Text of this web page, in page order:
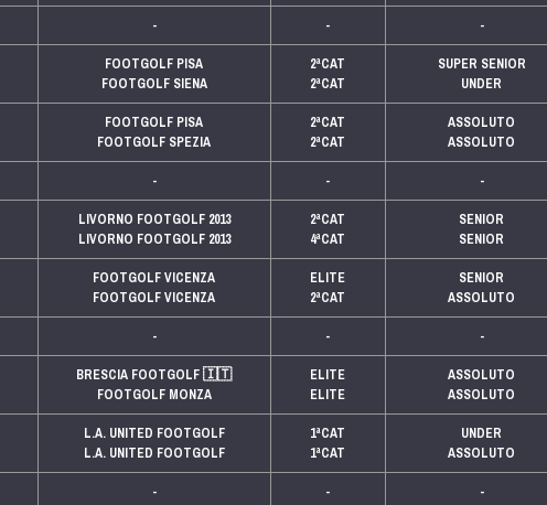
- -
-
FOOTGOLF PISA
FOOTGOLF SIENA
2ªCAT
2ªCAT
SUPER SENIOR
UNDER
FOOTGOLF PISA
FOOTGOLF SPEZIA
2ªCAT
2ªCAT
ASSOLUTO
ASSOLUTO
- -
-
LIVORNO FOOTGOLF 2013
LIVORNO FOOTGOLF 2013
2ªCAT
4ªCAT
SENIOR
SENIOR
FOOTGOLF VICENZA
FOOTGOLF VICENZA
ELITE
2ªCAT
SENIOR
ASSOLUTO
- -
-
BRESCIA FOOTGOLF🇮🇹
FOOTGOLF MONZA
ELITE
ELITE
ASSOLUTO
ASSOLUTO
L.A. UNITED FOOTGOLF
L.A. UNITED FOOTGOLF
1ªCAT
1ªCAT
UNDER
ASSOLUTO
- -
-